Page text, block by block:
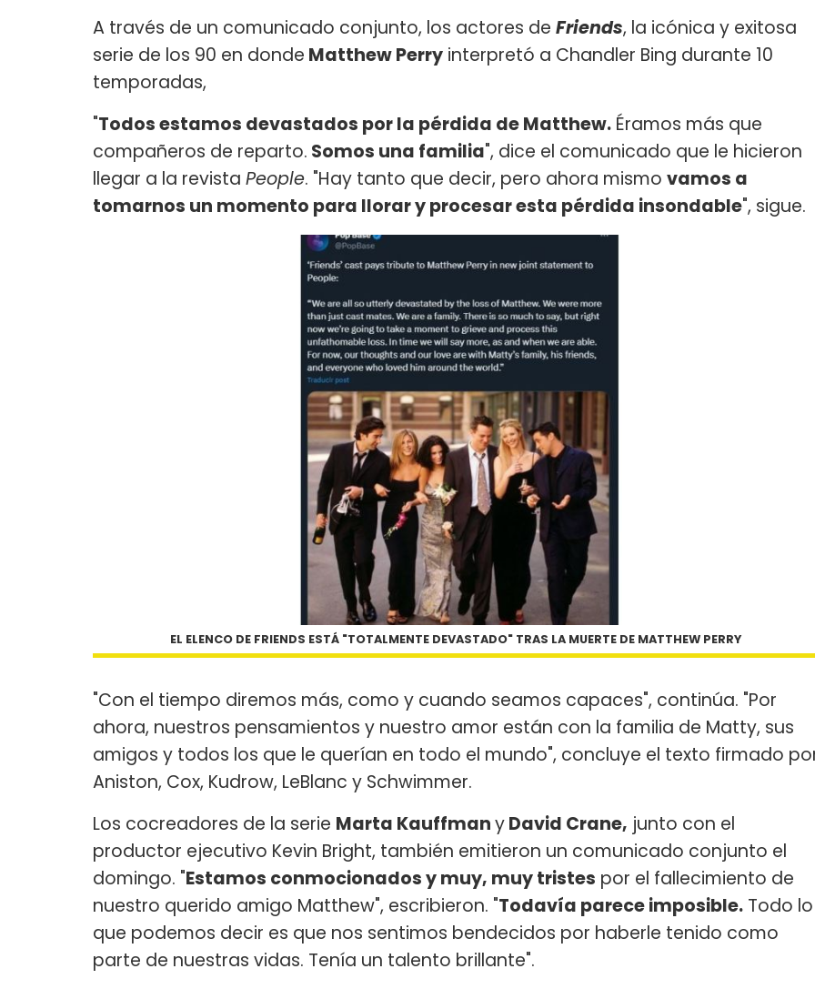
A través de un comunicado conjunto, los actores de Friends, la icónica y exitosa
serie de los 90 en donde Matthew Perry interpretó a Chandler Bing durante 10
temporadas,
"Todos estamos devastados por la pérdida de Matthew. Éramos más que
compañeros de reparto. Somos una familia", dice el comunicado que le hicieron
llegar a la revista People. "Hay tanto que decir, pero ahora mismo vamos a
tomarnos un momento para llorar y procesar esta pérdida insondable", sigue.
EL ELENCO DE FRIENDS ESTÁ "TOTALMENTE DEVASTADO" TRAS LA MUERTE DE MATTHEW PERRY
"Con el tiempo diremos más, como y cuando seamos capaces", continúa. "Por
ahora, nuestros pensamientos y nuestro amor están con la familia de Matty, sus
amigos y todos los que le querían en todo el mundo", concluye el texto firmado
Aniston, Cox, Kudrow, LeBlanc y Schwimmer.
Los cocreadores de la serie Marta KauffmanyDavid Crane, junto con el
productor ejecutivo Kevin Bright, también emitieron un comunicado conjunto el
domingo. "Estamos conmocionados y muy, muy tristes por el fallecimiento de
nuestro querido amigo Matthew", escribieron. "Todavía parece imposible. Todo lo
que podemos decir es que nos sentimos bendecidos por haberle tenido como
parte de nuestras vidas. Tenía un talento brillante".